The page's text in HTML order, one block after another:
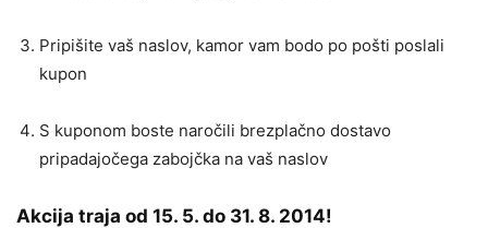
Pripišite vaš naslov, kamor vam bodo po pošti poslali
kupon
S kuponom boste naročili brezplačno dostavo
pripadajočega zabojčka na vaš naslov
Akcija traja od 15. 5. do 31. 8. 2014!